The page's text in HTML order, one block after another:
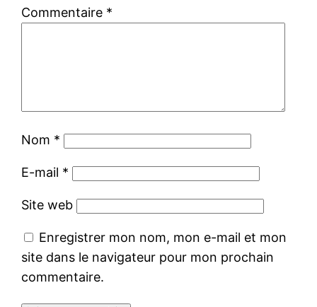
Commentaire *
Nom *
E-mail *
Site web
Enregistrer mon nom, mon e-mail et mon
site dans le navigateur pour mon prochain
commentaire.